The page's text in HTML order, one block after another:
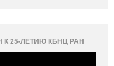
К 25-ЛЕТИЮ КБНЦ РАН